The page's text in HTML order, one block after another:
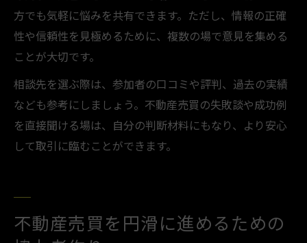
方でも気軽に悩みを共有できます。ただし、情報の正確
性や信頼性を見極めるために、複数の場で意見を集める
ことが大切です。
相談先を選ぶ際は、参加者の口コミや評判、過去の実績
なども参考にしましょう。不動産売買の失敗談や成功例
を直接聞ける場は、自分の判断材料にもなり、より安心
して取引に臨むことができます。
不動産売買を円滑に進めるための